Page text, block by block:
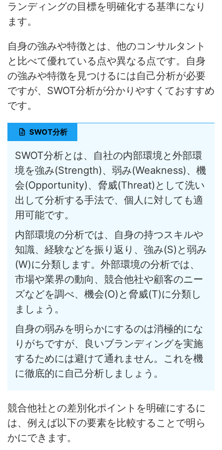
ランディングの目標を明確化する基準になり
ます。
自身の強みや特徴とは、他のコンサルタント
と比べて優れている点や異なる点です。自身
の強みや特徴を見つけるには自己分析が必要
ですが、SWOT分析が分かりやすくておすすめ
です。
SWOT分析
SWOT分析とは、自社の内部環境と外部環
境を強み(Strength)、弱み(Weakness)、機
会(Opportunity)、脅威(Threat)として洗い
出して分析する手法で、個人に対しても適
用可能です。
内部環境の分析では、自身の持つスキルや
知識、経験などを振り返り、強み(S)と弱み
(W)に分類します。外部環境の分析では、
市場や業界の動向、競合他社や顧客のニー
ズなどを調べ、機会(O)と脅威(T)に分類し
ましょう。
自身の弱みを明らかにするのは消極的にな
りがちですが、良いブランディングを実施
するためには避けて通れません。これを機
に徹底的に自己分析しましょう。
競合他社との差別化ポイントを明確にするに
は、例えば以下の要素を比較することで明ら
かにできます。